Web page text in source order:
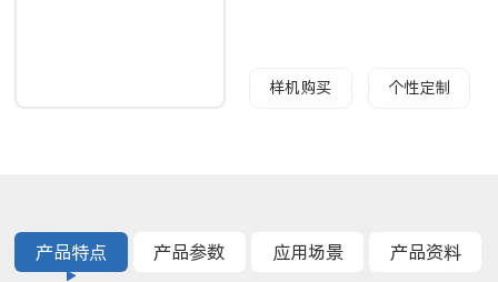
样机购买 个性定制
产品特点 产品参数 应用场景 产品资料